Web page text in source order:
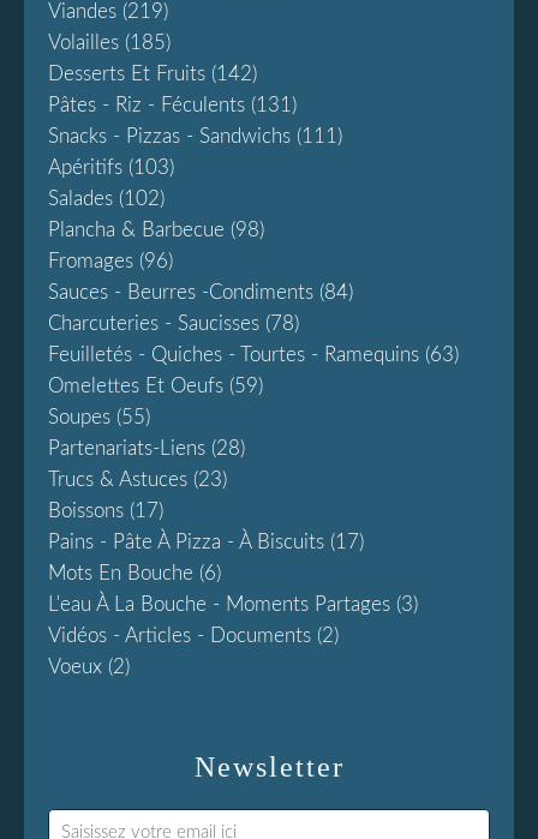
Newsletter
Viandes (219)
Volailles (185)
Desserts Et Fruits (142)
Pâtes - Riz - Féculents (131)
Snacks - Pizzas - Sandwichs (111)
Apéritifs (103)
Salades (102)
Plancha & Barbecue (98)
Fromages (96)
Sauces - Beurres -condiments (84)
Charcuteries - Saucisses (78)
Feuilletés - Quiches - Tourtes - Ramequins (63)
Omelettes Et Oeufs (59)
Soupes (55)
Partenariats-Liens (28)
Trucs & Astuces (23)
Boissons (17)
Pains - Pâte À Pizza - À Biscuits (17)
Mots En Bouche (6)
L'eau À La Bouche - Moments Partages (3)
Vidéos - Articles - Documents (2)
Voeux (2)